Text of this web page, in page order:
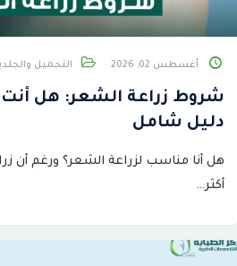
أغسطس 02, 2026 التجميل
شروط زراعة الشعر: هل
دليل شامل
هل أنا مناسب لزراعة الشعر؟ ورغم أن
أكثر…